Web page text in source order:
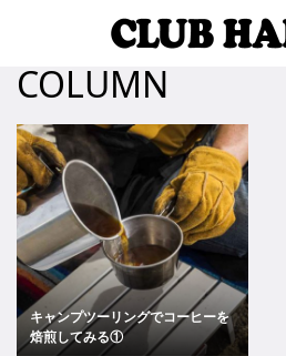
COLUMN
キャンプツーリングでコーヒーを
焙煎してみる①